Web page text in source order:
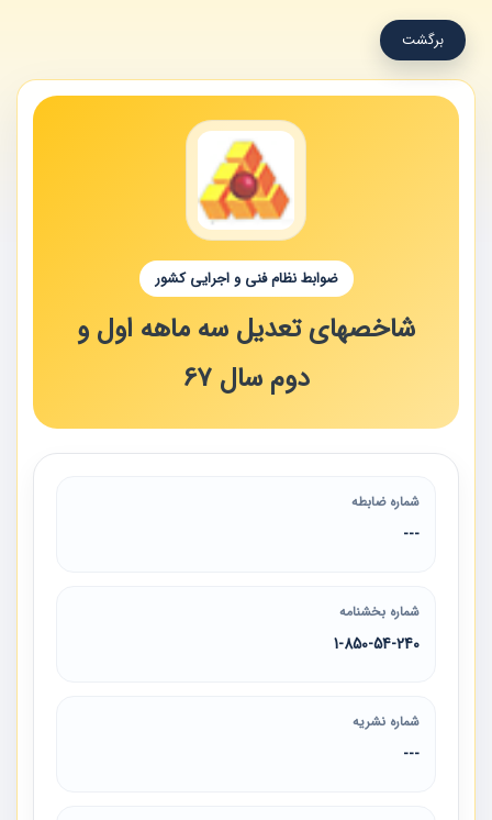
برگشت
ضوابط نظام فنی و اجرایی کشور
شاخصهای تعدیل سه ماهه اول و
دوم سال 67
شماره ضابطه
---
شماره بخشنامه
1-850-54-240
شماره نشریه
---